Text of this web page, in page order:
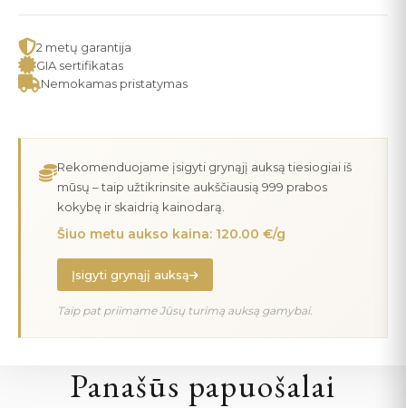
2 metų garantija
GIA sertifikatas
Nemokamas pristatymas
Rekomenduojame įsigyti grynąjį auksą tiesiogiai iš
mūsų – taip užtikrinsite aukščiausią 999 prabos
kokybę ir skaidrią kainodarą.
Šiuo metu aukso kaina: 120.00 €/g
Įsigyti grynąjį auksą
Taip pat priimame Jūsų turimą auksą gamybai.
Panašūs papuošalai